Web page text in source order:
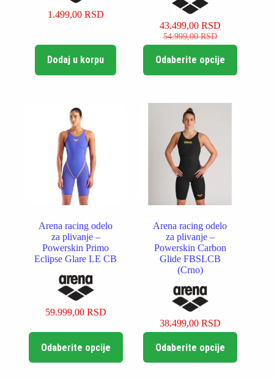
1.499,00 RSD
Dodaj u korpu
54.999,00RSD
Originalna
cena
je
bila:
43.499,00 RSD
Trenutna
cena
je:
43.499,00 RSD.
Odaberite opcije
proizvod
Opcije
mogu
biti
izabrane
stranici
proizvoda.
Arena racing odelo
za plivanje –
Powerskin Primo
Eclipse Glare LE CB
59.999,00 RSD
Odaberite opcije
proizvod
Arena racing odelo
za plivanje –
Powerskin Carbon
Glide FBSLCB
(Crno)
38.499,00 RSD
Odaberite opcije
proizvod